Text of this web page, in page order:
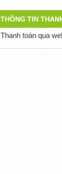
THÔNG TIN
Thanh toán qua